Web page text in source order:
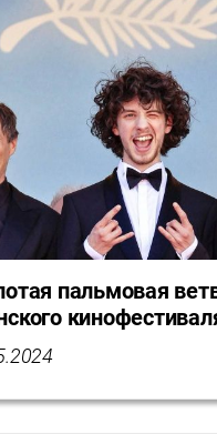
пальмовая